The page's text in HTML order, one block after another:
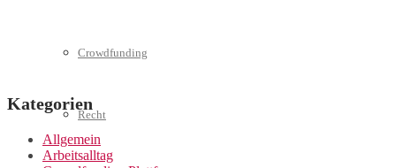
Crowdfunding
Recht
Kategorien
Allgemein
Arbeitsalltag